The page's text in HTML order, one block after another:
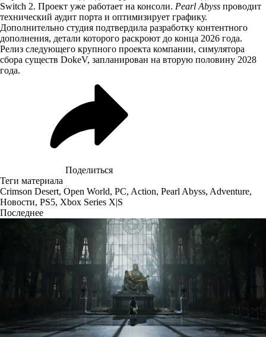
Switch 2. Проект уже работает на консоли. Pearl Abyss проводит
технический аудит порта и оптимизирует графику.
Дополнительно студия подтвердила разработку контентного
дополнения, детали которого раскроют до конца 2026 года.
Релиз следующего крупного проекта компании, симулятора
сбора существ DokeV, запланирован на вторую половину 2028
года.
Поделиться
Теги материала
Crimson Desert, Open World, PC, Action, Pearl Abyss, Adventure,
Новости, PS5, Xbox Series X|S
Последнее